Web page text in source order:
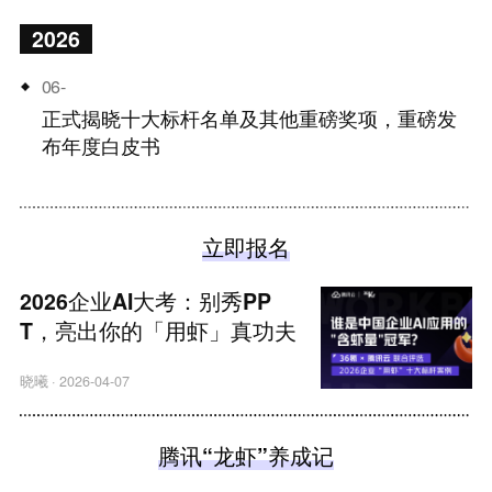
2026
06-
正式揭晓十大标杆名单及其他重磅奖项，重磅发
布年度白皮书
立即报名
2026企业AI大考：别秀PP
T，亮出你的「用虾」真功夫
晓曦· 2026-04-07
腾讯“龙虾”养成记